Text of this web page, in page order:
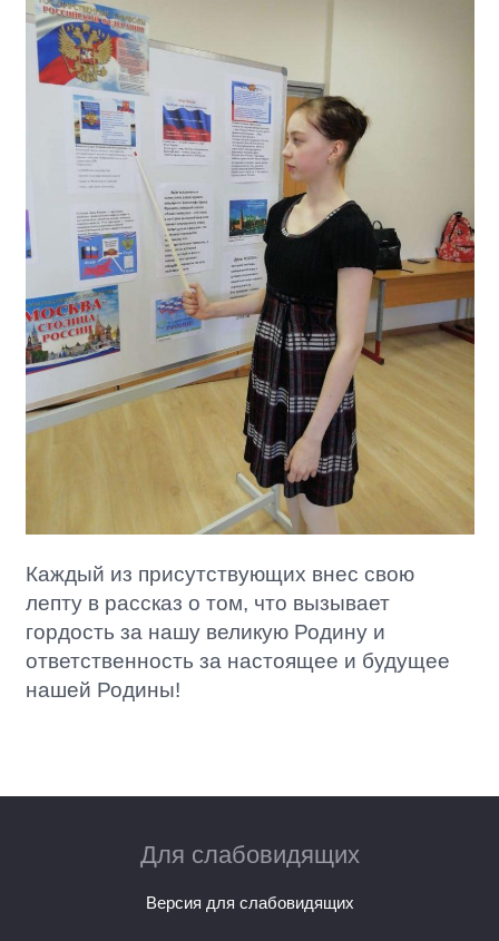
Каждый из присутствующих внес свою
лепту в рассказ о том, что вызывает
гордость за нашу великую Родину и
ответственность за настоящее и будущее
нашей Родины!
Для слабовидящих
Версия для слабовидящих